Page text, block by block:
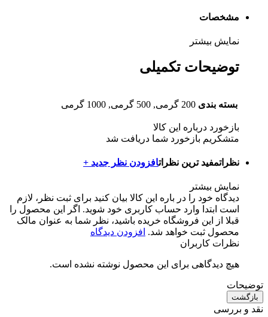
مشخصات
نمایش بیشتر
توضیحات تکمیلی
بسته بندی 200 گرمی, 500 گرمی, 1000 گرمی
بازخورد درباره این کالا
متشکریم بازخورد شما دریافت شد
نظراتمفید ترین نظراتافزودن نظر جدید +
نمایش بیشتر
دیدگاه خود را در باره این کالا بیان کنید برای ثبت نظر، لازم
است ابتدا وارد حساب کاربری خود شوید. اگر این محصول را
قبلا از این فروشگاه خریده باشید، نظر شما به عنوان مالک
محصول ثبت خواهد شد. افزودن دیدگاه
نظرات کاربران
هیچ دیدگاهی برای این محصول نوشته نشده است.
توضیحات
بازگشت
نقد و بررسی